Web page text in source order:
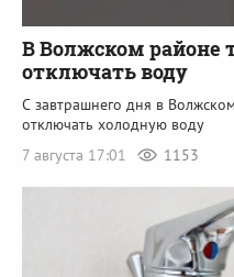
В Волжском районе
отключать воду
С завтрашнего дня в
отключать холодную воду
7 августа 17:01
1153